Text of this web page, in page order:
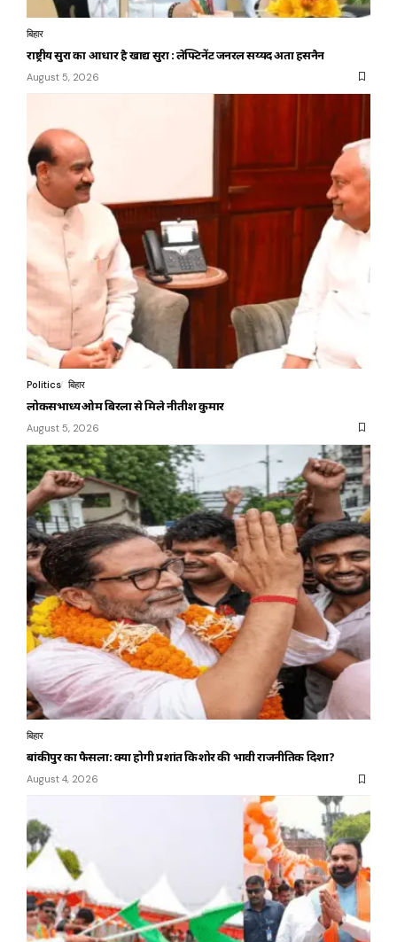
बिहार
राष्ट्रीय सुरक्षा का आधार है खाद्य सुरक्षा : लेफ्टिनेंट जनरल सय्यद अता हसनैन
August 5, 2026
Politics बिहार
लोकसभाध्यक्ष ओम बिरला से मिले नीतीश कुमार
August 5, 2026
बिहार
बांकीपुर का फैसला: क्या होगी प्रशांत किशोर की भावी राजनीतिक दिशा?
August 4, 2026